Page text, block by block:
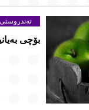
تەندروستی
بۆچی